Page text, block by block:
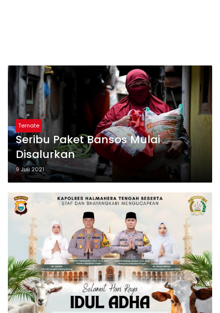
Ternate
Seribu Paket Bansos Mulai
Disalurkan
9 Juli 2021